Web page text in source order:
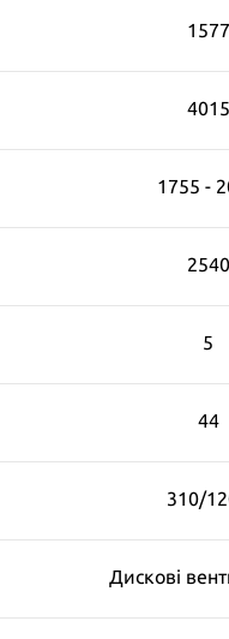
1577
4015
1755 -
2540
5
44
310/
Дискові